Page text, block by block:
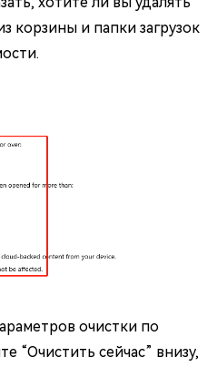
корзины и папки загрузок
очистки по
“Очистить сейчас” внизу,